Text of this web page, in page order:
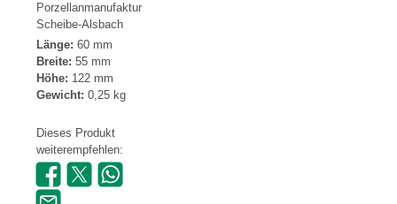
Porzellanmanufaktur
Scheibe-Alsbach
Länge: 60 mm
Breite: 55 mm
Höhe: 122 mm
Gewicht: 0,25 kg
Dieses Produkt
weiterempfehlen: